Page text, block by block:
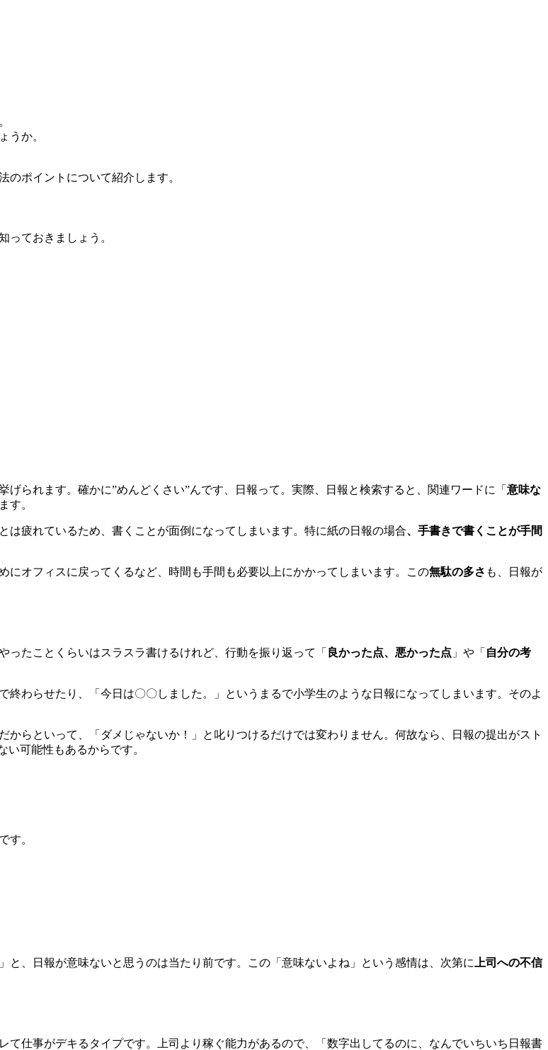
うか。
ポイントについて紹介します。
っておきましょう。
げられます。確かに”めんどくさい”んです、日報って。実際、日報と検索すると、関連ワードに「 意味な
す。
は疲れているため、書くことが面倒になって しまいます。特に紙の日報の場合、 手書きで書くことが手間
オフィスに戻ってくるなど、時間も手間も必要以上にかかってしまいます。 この無駄の多さ も、日報が
たことくらいはスラスラ書けるけれど、行動を振り返って「 良かった点、悪かった点 」や「 自分の考
わらせたり、「今日は〇〇しました。」というまるで小学生のような日報になってしまいます。そのよ
らといって、「ダメじゃないか！」と叱りつけるだけでは変わりません。何故なら、日報の提出がスト
可能性もあるからです。
す。
、日報が意味ないと思うのは当たり前です。この「意味ないよね」という感情は、次第に
上司への不信
仕事がデキるタイプです。上司より稼ぐ能力があるので、「数字出してるのに、なんでいちいち日報書